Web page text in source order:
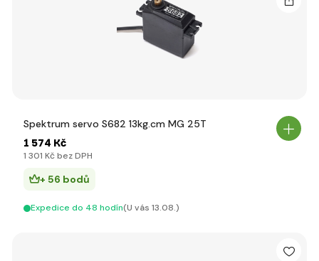
Spektrum servo S682 13kg.cm MG 25T
1 574 Kč
1 301 Kč bez DPH
+ 56 bodů
Expedice do 48 hodín(U vás 13.08.)